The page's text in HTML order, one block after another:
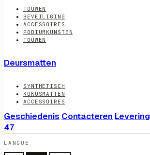
TOUWEN
BEVEILIGING
ACCESSOIRES
PODIUMKUNSTEN
TOUWEN
Deursmatten
SYNTHETISCH
KOKOSMATTEN
ACCESSOIRES
Geschiedenis Contacteren Levering
47
LANGUE